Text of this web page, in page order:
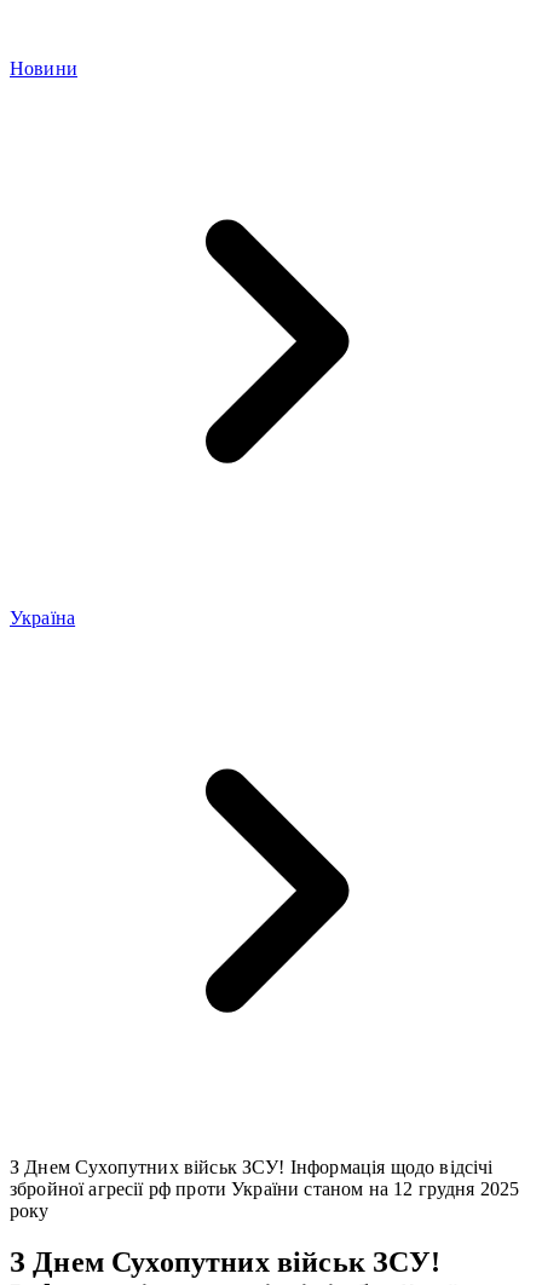
Новини
Україна
З Днем Сухопутних військ ЗСУ! Інформація щодо відсічі
збройної агресії рф проти України станом на 12 грудня 2025
року
З Днем Сухопутних військ ЗСУ!